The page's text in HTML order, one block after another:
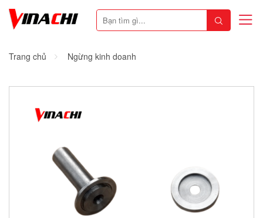
Trang chủ Ngừng kinh doanh